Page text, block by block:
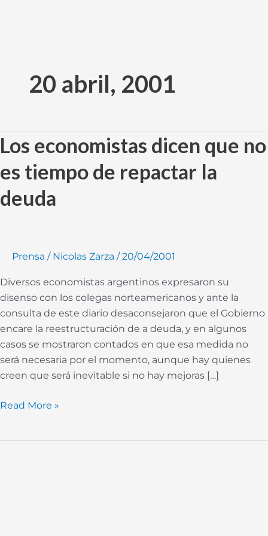
contenido20 abril, 2001
Los economistas dicen que no
es tiempo de repactar la
deuda
Prensa / Nicolas Zarza /20/04/2001
Diversos economistas argentinos expresaron su
disenso con los colegas norteamericanos y ante la
consulta de este diario desaconsejaron que el Gobierno
encare la reestructuración de a deuda, y en algunos
casos se mostraron contados en que esa medida no
será necesaria por el momento, aunque hay quienes
creen que será inevitable si no hay mejoras […]
Los
economistas
dicen
no
repactar
la
deuda
Read More »